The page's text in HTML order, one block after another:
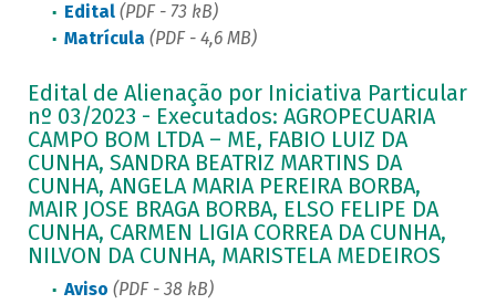
Edital (PDF - 73 kB)
Matrícula (PDF - 4,6 MB)
Edital de Alienação por Iniciativa Particular
nº 03/2023 - Executados: AGROPECUARIA
CAMPO BOM LTDA – ME, FABIO LUIZ DA
CUNHA, SANDRA BEATRIZ MARTINS DA
CUNHA, ANGELA MARIA PEREIRA BORBA,
MAIR JOSE BRAGA BORBA, ELSO FELIPE DA
CUNHA, CARMEN LIGIA CORREA DA CUNHA,
NILVON DA CUNHA, MARISTELA MEDEIROS
Aviso (PDF - 38 kB)